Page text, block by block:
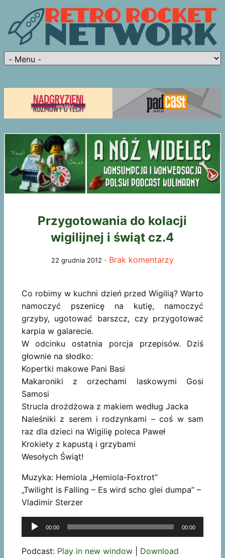
Przygotowania do kolacji
wigilijnej i świąt cz.4
22 grudnia 2012 · Brak komentarzy
Co robimy w kuchni dzień przed Wigilią? Warto
namoczyć pszenicę na kutię, namoczyć
grzyby, ugotować barszcz, czy przygotować
karpia w galarecie.
W odcinku ostatnia porcja przepisów. Dziś
głownie na słodko:
Kopertki makowe Pani Basi
Makaroniki z orzechami laskowymi Gosi
Samosi
Strucla drożdżowa z makiem według Jacka
Naleśniki z serem i rodzynkami – coś w sam
raz dla dzieci na Wigilię poleca Paweł
Krokiety z kapustą i grzybami
Wesołych Świąt!
Muzyka: Hemiola „Hemiola-Foxtrot”
„Twilight is Falling – Es wird scho glei dumpa” –
Vladimir Sterzer
Odtwarzacz
plików
dźwiękowych
00:00 00:00
Podcast: Play in new window| Download